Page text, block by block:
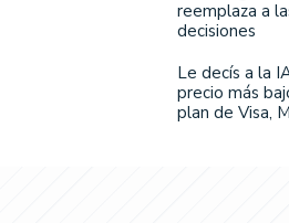
reemplaza a
decisiones
Le decís a la
precio más
plan de Visa,